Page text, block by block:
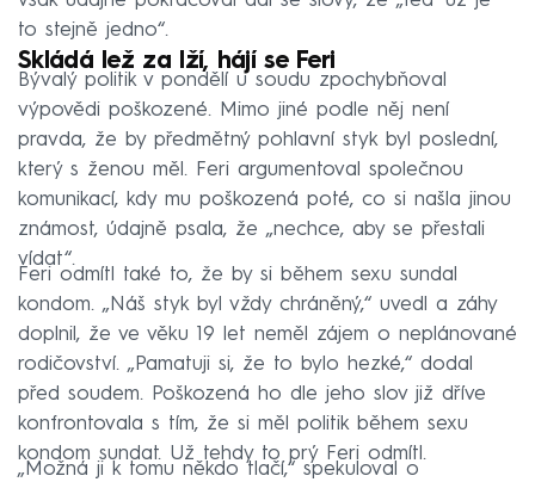
to stejně jedno“.
Skládá lež za lží, hájí se Feri
Bývalý politik v pondělí u soudu zpochybňoval
výpovědi poškozené. Mimo jiné podle něj není
pravda, že by předmětný pohlavní styk byl poslední,
který s ženou měl. Feri argumentoval společnou
komunikací, kdy mu poškozená poté, co si našla jinou
známost, údajně psala, že „nechce, aby se přestali
vídat“.
Feri odmítl také to, že by si během sexu sundal
kondom. „Náš styk byl vždy chráněný,“ uvedl a záhy
doplnil, že ve věku 19 let neměl zájem o neplánované
rodičovství. „Pamatuji si, že to bylo hezké,“ dodal
před soudem. Poškozená ho dle jeho slov již dříve
konfrontovala s tím, že si měl politik během sexu
kondom sundat. Už tehdy to prý Feri odmítl.
„Možná ji k tomu někdo tlačí,“ spekuloval o